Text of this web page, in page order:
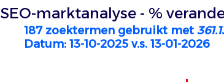
SEO-marktanalyse - %
187 zoektermen gebruikt met
Datum: 13-10-2025 v.s. 13-01-2026